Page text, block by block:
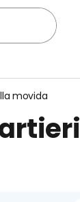
movida